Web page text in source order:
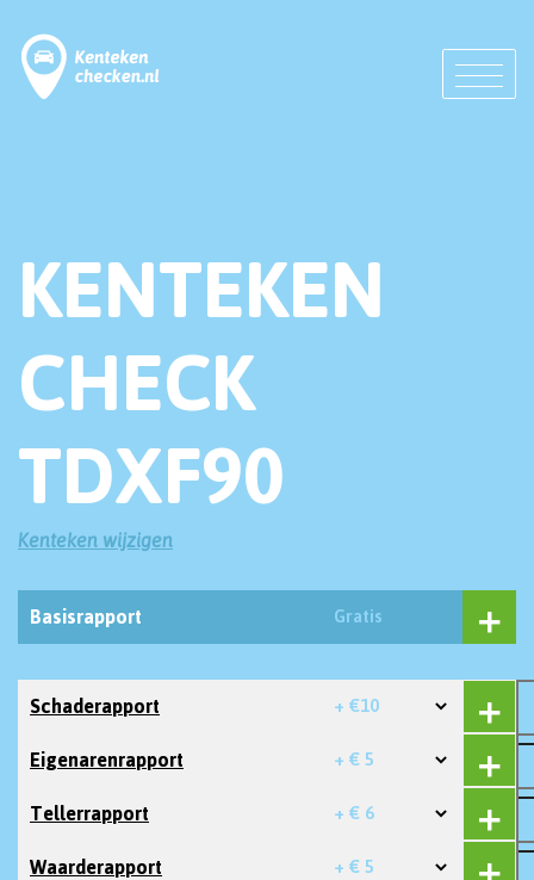
KENTEKEN
CHECK
TDXF90
Kenteken wijzigen
Basisrapport Gratis
Schaderapport + €10
Eigenarenrapport + € 5
Tellerrapport + € 6
Waarderapport + € 5